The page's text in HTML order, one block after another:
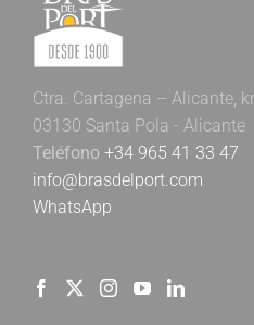
Ctra. Cartagena – Alicante,
03130 Santa Pola - Alicante
Teléfono +34 965 41 33 47
info@brasdelport.com
WhatsApp